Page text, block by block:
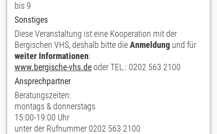
bis 9
Sonstiges
Diese Veranstaltung ist eine Kooperation mit der
Bergischen VHS, deshalb bitte dieAnmeldung und für
weiter Informationen:
www.bergische-vhs.de oder TEL.: 0202 563 2100
Ansprechpartner
Beratungszeiten:
montags & donnerstags
15:00-19:00 Uhr
unter der Rufnummer 0202 563 2100